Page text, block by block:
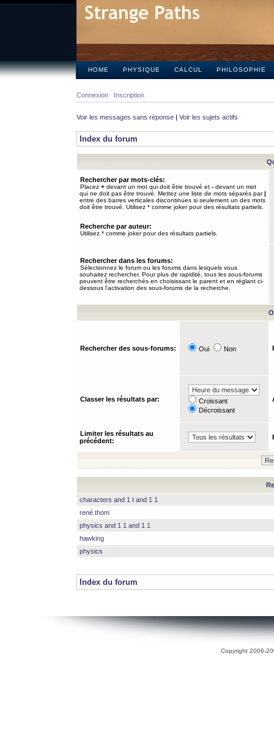
HOME PHYSIQUE CALCUL PHILOSOPHIE
Connexion Inscription
Voir les messages sans réponse | Voir les sujets actifs
Index du forum
Rechercher par mots-clés:
Placez + devant un mot qui doit être trouvé et - devant un mot
qui ne doit pas être trouvé. Mettez une liste de mots séparés par|
entre des barres verticales discontinues si seulement un des mots
doit être trouvé. Utilisez * comme joker pour des résultats partiels.
Recherche par auteur:
Utilisez * comme joker pour des résultats partiels.
Rechercher dans les forums:
Sélectionnez le forum ou les forums dans lesquels vous
souhaitez rechercher. Pour plus de rapidité, tous les sous-forums
peuvent être recherchés en choisissant le parent et en réglant ci-
dessous l’activation des sous-forums de la recherche.
Rechercher des sous-forums: Oui Non
Classer les résultats par:
Croissant
Décroissant
Limiter les résultats au
précédent:
characters and 1 t and 1 1
rené thom
physics and 1 1 and 1 1
hawking
physics
Index du forum
Copyright 2006-